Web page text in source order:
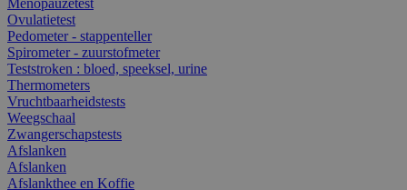
Ovulatietest
Pedometer - stappenteller
Spirometer - zuurstofmeter
Teststroken : bloed, speeksel, urine
Thermometers
Vruchtbaarheidstests
Weegschaal
Zwangerschapstests
Afslanken
Afslanken
Afslankthee en Koffie